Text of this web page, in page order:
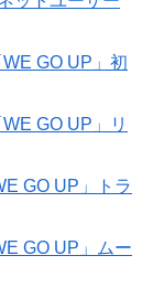
GO UP」初
GO UP」リ
GO UP」トラ
GO UP」ムー
GO UP」ポス